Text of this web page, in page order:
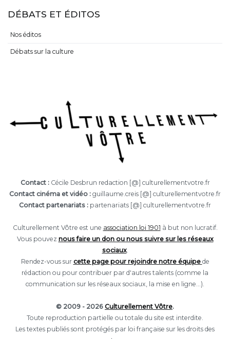
DÉBATS ET ÉDITOS
Nos éditos
Débats sur la culture
Contact :Cécile Desbrun redaction [@] culturellementvotre.fr
Contact cinéma et vidéo : guillaume.creis [@] culturellementvotre.fr
Contact partenariats : partenariats [@] culturellementvotre.fr
Culturellement Vôtre est une association loi 1901 à but non lucratif.
Vous pouvez nous faire un don ou nous suivre sur les réseaux
sociaux.
Rendez-vous sur cette page pour rejoindre notre équipe de
rédaction ou pour contribuer par d'autres talents (comme la
communication sur les réseaux sociaux, la mise en ligne...).
© 2009 - 2026 Culturellement Vôtre.
Toute reproduction partielle ou totale du site est interdite.
Les textes publiés sont protégés par loi française sur les droits des